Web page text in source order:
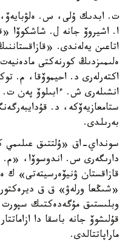
ت. ابدىك ۇلى، س.
ا. اشيروۆ جانە ل. شاشكوۆا
اتاعىن يەلەندى.
ەلىمىزدىڭ كورنەكتى
اكتەرلەرى د. احيموۆقا، م.
انشىلەرى ش. ءابىلوۆ پەن ت.
ستامعازيەۆكە، د.
بەرىلدى.
سونداي-اق «ۇلتتىق عىلىمي
دارىگەرى س. اندوسوۆا، «م.
قازاقستان ۋنيۆەرسيتەتى»
«شىڭعا ورلەۋ» ق ق
وبلىستىق مۇگەدەكتىك
قۇلىشوۆ جانە باسقا دا
ماراپاتتالدى.